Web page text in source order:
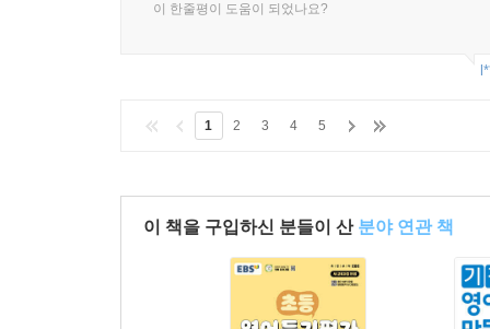
이 한줄평이 도움이 되었나요?
1 2 3 4 5
이 책을 구입하신 분들이 산 분야 연관 책